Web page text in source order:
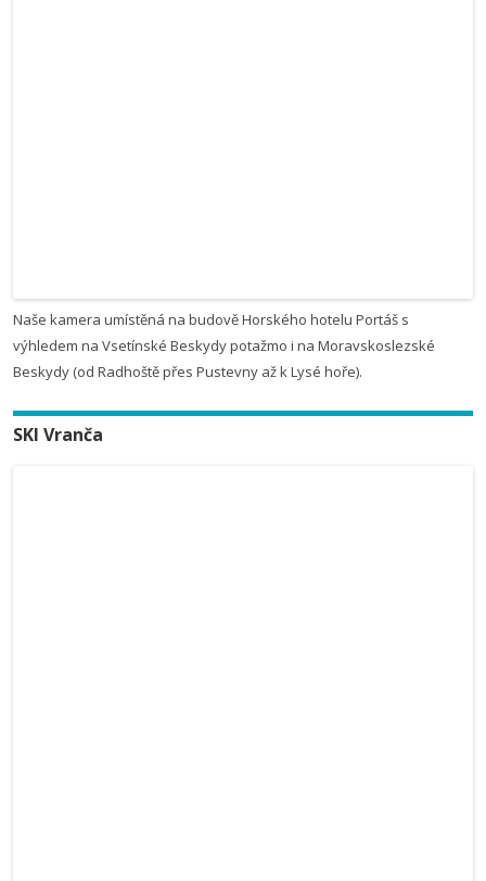
Naše kamera umístěná na budově Horského hotelu Portáš s
výhledem na Vsetínské Beskydy potažmo i na Moravskoslezské
Beskydy (od Radhoště přes Pustevny až k Lysé hoře).
SKI Vranča